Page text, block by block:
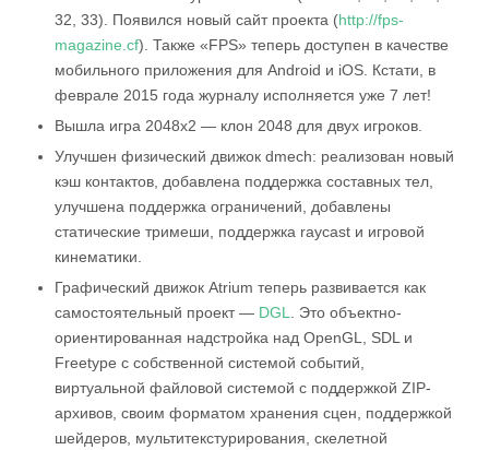
32, 33). Появился новый сайт проекта (http://fps-
magazine.cf). Также «FPS» теперь доступен в качестве
мобильного приложения для Android и iOS. Кстати, в
феврале 2015 года журналу исполняется уже 7 лет!
Вышла игра 2048х2 — клон 2048 для двух игроков.
Улучшен физический движок dmech: реализован новый
кэш контактов, добавлена поддержка составных тел,
улучшена поддержка ограничений, добавлены
статические тримеши, поддержка raycast и игровой
кинематики.
Графический движок Atrium теперь развивается как
самостоятельный проект — DGL
. Это объектно-
ориентированная надстройка над OpenGL, SDL и
Freetype с собственной системой событий,
виртуальной файловой системой с поддержкой ZIP-
архивов, своим форматом хранения сцен, поддержкой
шейдеров, мультитекстурирования, скелетной